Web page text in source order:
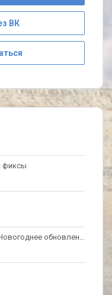
ВК
фиксы
VIP за TOP [Декабрь], Новогоднее обновление